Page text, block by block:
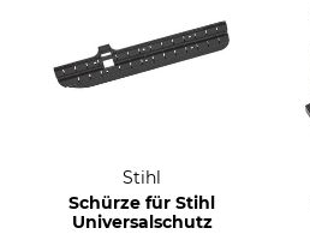
Stihl
Schürze für Stihl
Universalschutz